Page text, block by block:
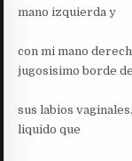
mano izquierda y
con mi mano
jugosisimo borde de
sus labios
liquido que